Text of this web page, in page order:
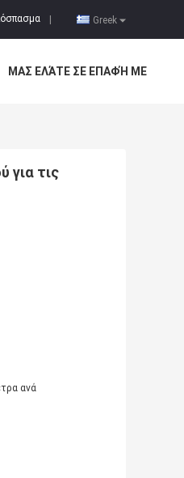
Greek
ΜΑΣ ΕΛΆΤΕ ΣΕ ΕΠΑΦΉ ΜΕ
για τις
ανά